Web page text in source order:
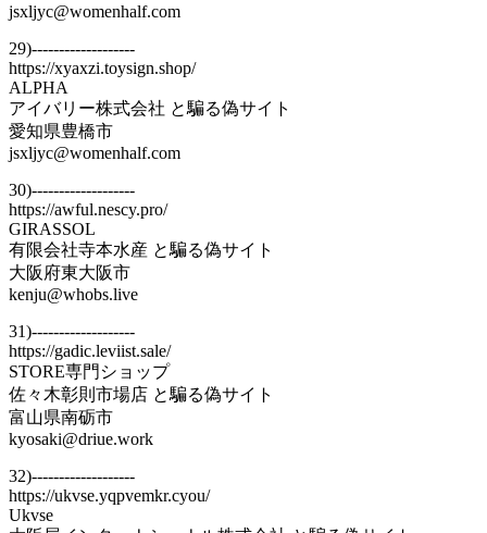
jsxljyc@womenhalf.com
29)-------------------
https://xyaxzi.toysign.shop/
ALPHA
アイバリー株式会社 と騙る偽サイト
愛知県豊橋市
jsxljyc@womenhalf.com
30)-------------------
https://awful.nescy.pro/
GIRASSOL
有限会社寺本水産 と騙る偽サイト
大阪府東大阪市
kenju@whobs.live
31)-------------------
https://gadic.leviist.sale/
STORE専門ショップ
佐々木彰則市場店 と騙る偽サイト
富山県南砺市
kyosaki@driue.work
32)-------------------
https://ukvse.yqpvemkr.cyou/
Ukvse